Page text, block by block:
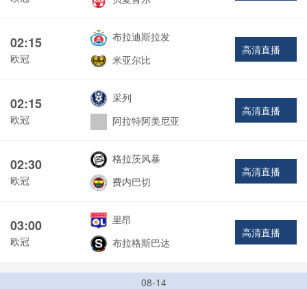
02:15
欧冠
布拉迪斯拉发
米亚尔比
高清直播
02:15
欧冠
采列
阿拉特阿美尼亚
高清直播
02:30
欧冠
格拉茨风暴
费内巴切
高清直播
03:00
欧冠
里昂
布拉格斯巴达
高清直播
08-14